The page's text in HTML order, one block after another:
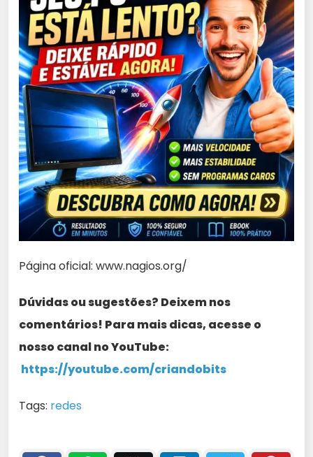
Página oficial: www.nagios.org/
Dúvidas ou sugestões? Deixem nos
comentários! Para mais dicas, acesse o
nosso canal no YouTube:
https://youtube.com/criandobits
Tags: redes